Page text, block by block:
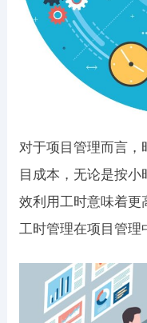
对于项目管理而言，
目成本，无论是按
效利用工时意味着更
工时管理在项目管理